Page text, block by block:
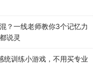
？一线老师教你3个记忆力
说灵
统训练小游戏，不用买专业